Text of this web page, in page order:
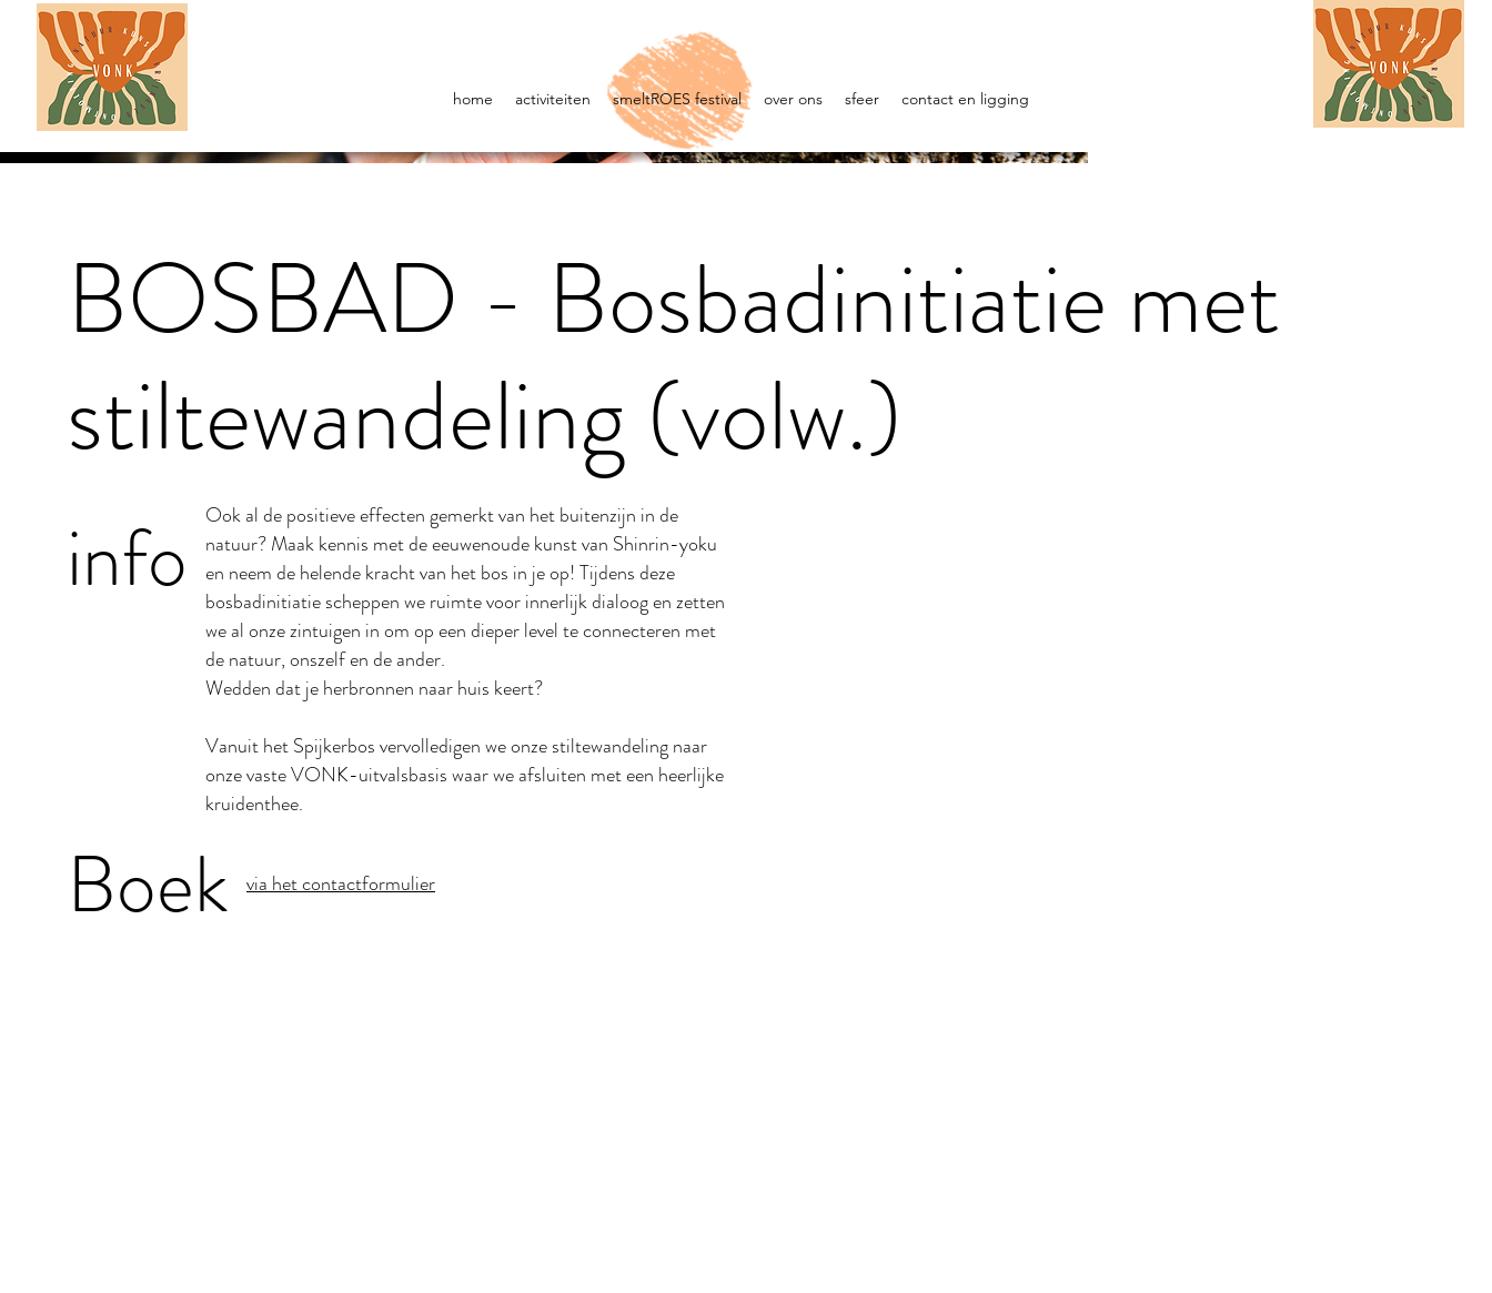
home activiteiten smeltROES festival over ons sfeer contact en ligging
BOSBAD - Bosbadinitiatie met
stiltewandeling (volw.)
info
Ook al de positieve effecten gemerkt van het buitenzijn in de
natuur? Maak kennis met de eeuwenoude kunst van Shinrin-yoku
en neem de helende kracht van het bos in je op! Tijdens deze
bosbadinitiatie scheppen we ruimte voor innerlijk dialoog en zetten
we al onze zintuigen in om op een dieper level te connecteren met
de natuur, onszelf en de ander.
Wedden dat je herbronnen naar huis keert?
Vanuit het Spijkerbos vervolledigen we onze stiltewandeling naar
onze vaste VONK-uitvalsbasis waar we afsluiten met een heerlijke
kruidenthee.
Boek via het contactformulier